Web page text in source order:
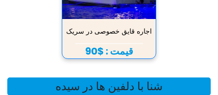
اجاره قایق خصوصی در سریک
قیمت : $90
شنا با دلفین ها در سیده